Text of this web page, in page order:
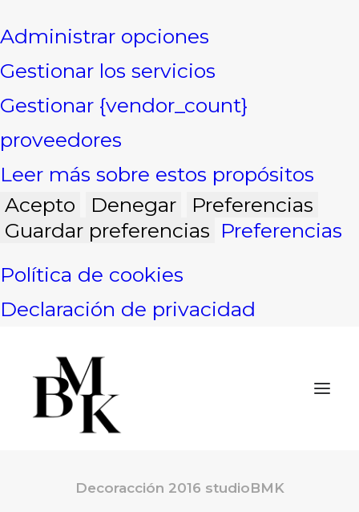
Administrar opciones
Gestionar los servicios
Gestionar {vendor_count}
proveedores
Leer más sobre estos propósitos
Acepto
Denegar
Preferencias
Guardar preferencias Preferencias
Política de cookies
Declaración de privacidad
Decoracción 2016 studioBMK